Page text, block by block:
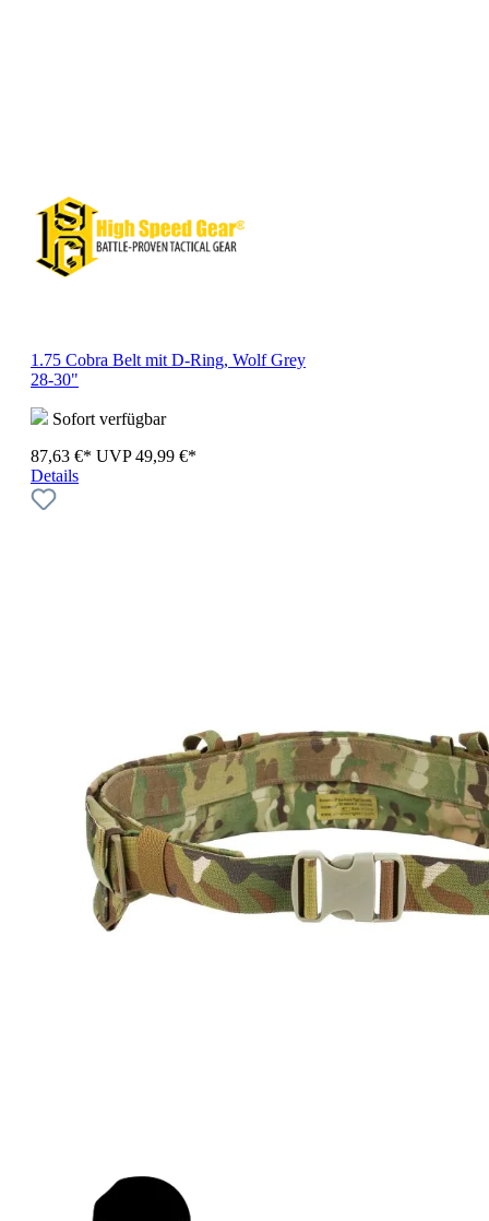
1.75 Cobra Belt mit D-Ring, Wolf Grey
28-30"
Sofort verfügbar
87,63 €* UVP 49,99 €*
Details